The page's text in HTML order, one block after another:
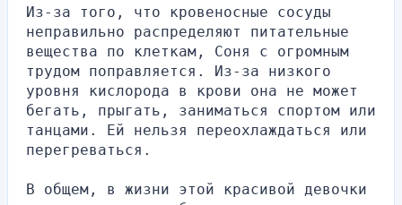
Из-за того, что кровеносные сосуды
неправильно распределяют питательные
вещества по клеткам, Соня с огромным
трудом поправляется. Из-за низкого
уровня кислорода в крови она не может
бегать, прыгать, заниматься спортом или
танцами. Ей нельзя переохлаждаться или
перегреваться.
В общем, в жизни этой красивой девочки